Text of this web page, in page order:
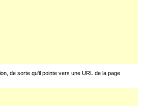
de sorte qu'il pointe vers une URL de la page